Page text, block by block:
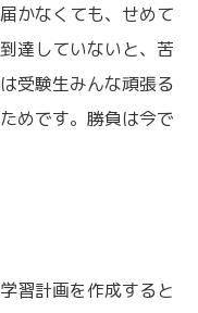
かなくても、せめて
達していないと、苦
受験生みんな頑張る
めです。勝負は今で
習計画を作成すると